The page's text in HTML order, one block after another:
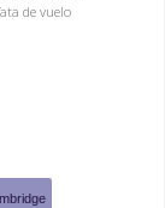
de vuelo